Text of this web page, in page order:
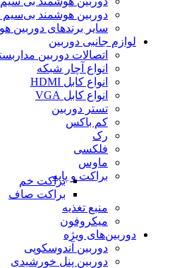
دوربین هوشمند بی‌سیم Srihome
سایر برندهای دوربین
لوازم جانبی دوربین
اتصالات دوربین
انواع آچار شبکه
انواع کابل HDMI
انواع کابل VGA
تستر دوربین
کم باکس
رک
فلکسی
ماوس
براکت و پایهبراکت خم
براکت صاف
منبع تغذیه
میکروفون
دوربین‌های ویژه
دوربین آندوسکوپی
دوربین پنل خورشیدی